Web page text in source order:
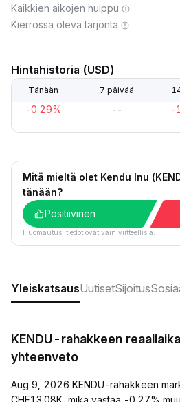
Kaikkien aikojen huippu
Kierrossa oleva tarjonta
Hintahistoria (USD)
Tänään 7 päivää
-0.29% -- -
Mitä mieltä olet Kendu Inu
tänään?
Positiivinen
Huomautus: tiedot ovat vain viitteellisiä.
YleiskatsausUutisetSijoitus
KENDU-rahakkeen
yhteenveto
Aug 9, 2026 KENDU-rahakkeen
CHF13.08K, mikä vastaa -0.27%